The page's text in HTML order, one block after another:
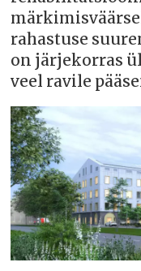
rahastuse
on järjekorras
veel ravile